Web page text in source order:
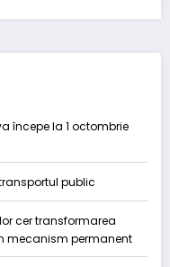
începe la 1 octombrie
public
cer transformarea
mecanism permanent